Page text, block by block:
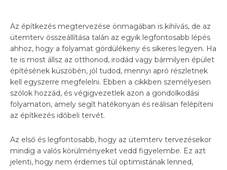
Az építkezés megtervezése önmagában is kihívás, de az
ütemterv összeállítása talán az egyik legfontosabb lépés
ahhoz, hogy a folyamat gördülékeny és sikeres legyen. Ha
te is most állsz az otthonod, irodád vagy bármilyen épület
építésének küszöbén, jól tudod, mennyi apró részletnek
kell egyszerre megfelelni. Ebben a cikkben személyesen
szólok hozzád, és végigvezetlek azon a gondolkodási
folyamaton, amely segít hatékonyan és reálisan felépíteni
az építkezés időbeli tervét.
Az első és legfontosabb, hogy az ütemterv tervezésekor
mindig a valós körülményeket vedd figyelembe. Ez azt
jelenti, hogy nem érdemes túl optimistának lenned,